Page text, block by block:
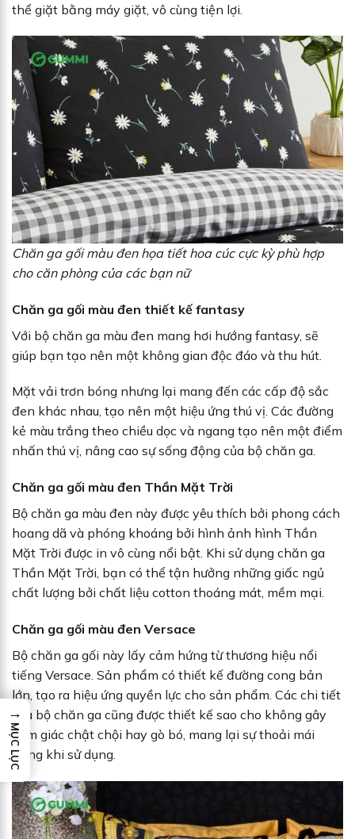
thể giặt bằng máy giặt, vô cùng tiện lợi.
Chăn ga gối màu đen họa tiết hoa cúc cực kỳ phù hợp
cho căn phòng của các bạn nữ
Chăn ga gối màu đen thiết kế fantasy
Với bộ chăn ga màu đen mang hơi hướng fantasy, sẽ
giúp bạn tạo nên một không gian độc đáo và thu hút.
Mặt vải trơn bóng nhưng lại mang đến các cấp độ sắc
đen khác nhau, tạo nên một hiệu ứng thú vị. Các đường
kẻ màu trắng theo chiều dọc và ngang tạo nên một điểm
nhấn thú vị, nâng cao sự sống động của bộ chăn ga.
Chăn ga gối màu đen Thần Mặt Trời
Bộ chăn ga màu đen này được yêu thích bởi phong cách
hoang dã và phóng khoáng bởi hình ảnh hình Thần
Mặt Trời được in vô cùng nổi bật. Khi sử dụng chăn ga
Thần Mặt Trời, bạn có thể tận hưởng những giấc ngủ
chất lượng bởi chất liệu cotton thoáng mát, mềm mại.
Chăn ga gối màu đen Versace
Bộ chăn ga gối này lấy cảm hứng từ thương hiệu nổi
tiếng Versace. Sản phẩm có thiết kế đường cong bản
lớn, tạo ra hiệu ứng quyền lực cho sản phẩm. Các chi tiết
của bộ chăn ga cũng được thiết kế sao cho không gây
cảm giác chật chội hay gò bó, mang lại sự thoải mái
trong khi sử dụng.
→
MỤC LỤC